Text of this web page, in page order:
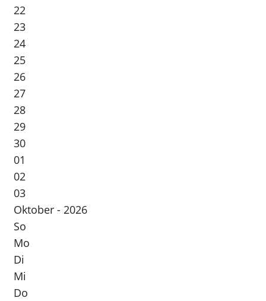
22
23
24
25
26
27
28
29
30
01
02
03
Oktober - 2026
So
Mo
Di
Mi
Do